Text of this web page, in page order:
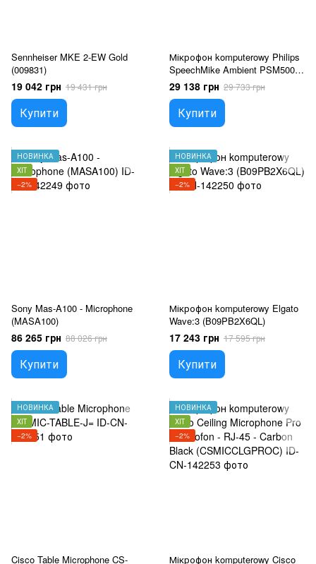
Sennheiser MKE 2-EW Gold
(009831)
19 042 грн 19 431 грн
Купити
Мікрофон komputerowy Philips
SpeechMike Ambient PSM5000
(PSM5000)
29 138 грн 29 733 грн
Купити
НОВИНКА
ХІТ
−2%
Sony Mas-A100 - Microphone
(MASA100)
86 265 грн 88 026 грн
Купити
НОВИНКА
ХІТ
−2%
Мікрофон komputerowy Elgato
Wave:3 (B09PB2X6QL)
17 243 грн 17 595 грн
Купити
НОВИНКА
ХІТ
−2%
Cisco Table Microphone CS-
НОВИНКА
ХІТ
−2%
Мікрофон komputerowy Cisco